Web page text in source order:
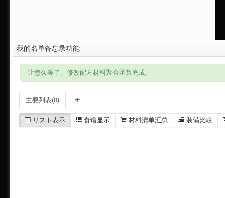
我的名单备忘录功能
让您久等了。修改配方材料聚合函数完成。
主要列表(0)
リスト表示 食谱显示 材料清单汇总 装備比較